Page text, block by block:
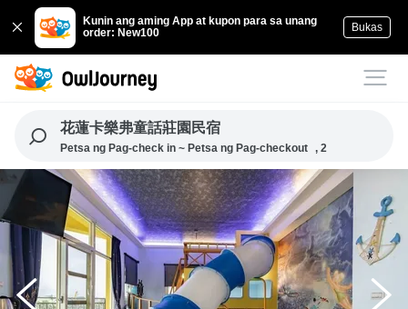
Kunin ang aming App at kupon para sa unang
order: New100
Bukas
花蓮卡樂弗童話莊園民宿
Petsa ng Pag-check in ~ Petsa ng Pag-checkout , 2